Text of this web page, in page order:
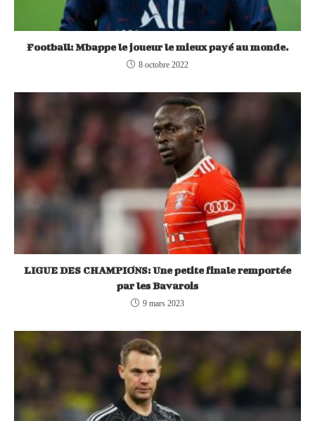
Football: Mbappe le joueur le mieux payé au monde.
8 octobre 2022
LIGUE DES CHAMPIONS: Une petite finale remportée
par les Bavarois
9 mars 2023